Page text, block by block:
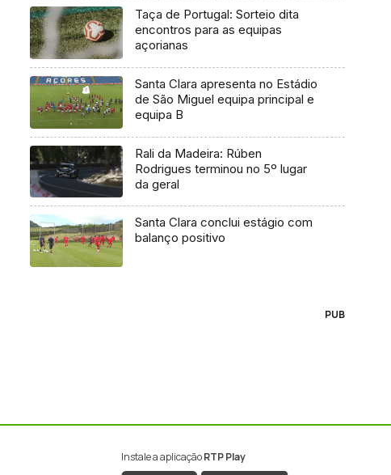
Taça de Portugal: Sorteio dita
encontros para as equipas
açorianas
Santa Clara apresenta no Estádio
de São Miguel equipa principal e
equipa B
Rali da Madeira: Rúben
Rodrigues terminou no 5º lugar
da geral
Santa Clara conclui estágio com
balanço positivo
PUB
Instale a aplicaçãoRTP Play